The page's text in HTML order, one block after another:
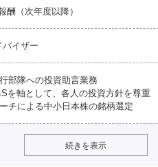
酬（次年度以降）
バイザー
部隊への投資助言業務
を軸として、各人の投資方針を尊重
チによる中小日本株の銘柄選定
続きを表示